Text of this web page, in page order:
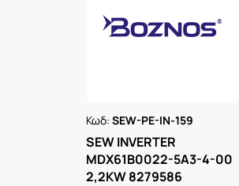
Κωδ:SEW-PE-IN-159
SEW INVERTER
MDX61B0022-5A3-4-00
2,2KW 8279586